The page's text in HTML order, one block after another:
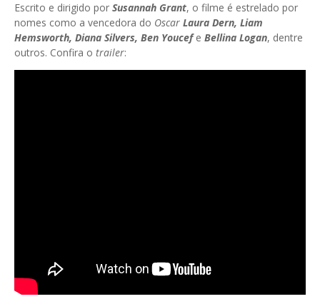
Escrito e dirigido por Susannah Grant, o filme é estrelado por
nomes como a vencedora do Oscar Laura Dern, Liam
Hemsworth, Diana Silvers, Ben Youcefe Bellina Logan, dentre
outros. Confira o trailer: